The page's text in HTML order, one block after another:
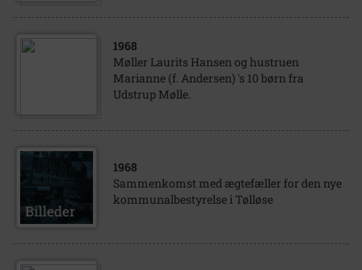
1968
Møller Laurits Hansen og hustruen
Marianne (f. Andersen) 's 10 børn fra
Udstrup Mølle.
1968
Sammenkomst med ægtefæller for den nye
kommunalbestyrelse i Tølløse